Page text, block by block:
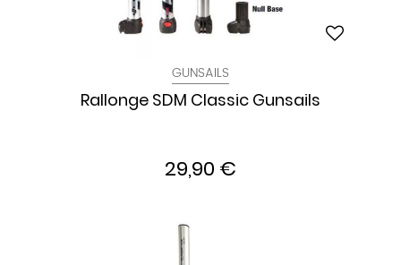
GUNSAILS
Rallonge SDM Classic Gunsails
29,90 €